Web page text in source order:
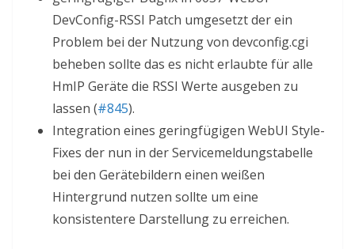
DevConfig-RSSI Patch umgesetzt der ein
Problem bei der Nutzung von devconfig.cgi
beheben sollte das es nicht erlaubte für alle
HmIP Geräte die RSSI Werte ausgeben zu
lassen (#845).
Integration eines geringfügigen WebUI Style-
Fixes der nun in der Servicemeldungstabelle
bei den Gerätebildern einen weißen
Hintergrund nutzen sollte um eine
konsistentere Darstellung zu erreichen.